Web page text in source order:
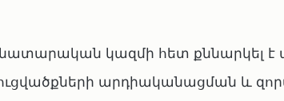
կազմի հետ քննարկել է
արդիականացման և